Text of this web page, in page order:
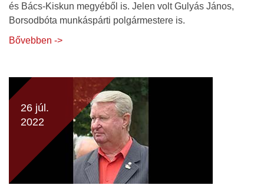
és Bács-Kiskun megyéből is. Jelen volt Gulyás János,
Borsodbóta munkáspárti polgármestere is.
Bővebben ->
26 júl.
2022